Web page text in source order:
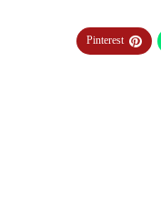
Pinterest